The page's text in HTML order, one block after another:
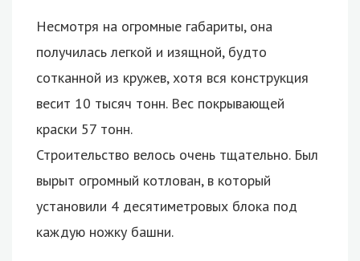
Несмотря на огромные габариты, она
получилась легкой и изящной, будто
сотканной из кружев, хотя вся конструкция
весит 10 тысяч тонн. Вес покрывающей
краски 57 тонн.
Строительство велось очень тщательно. Был
вырыт огромный котлован, в который
установили 4 десятиметровых блока под
каждую ножку башни.